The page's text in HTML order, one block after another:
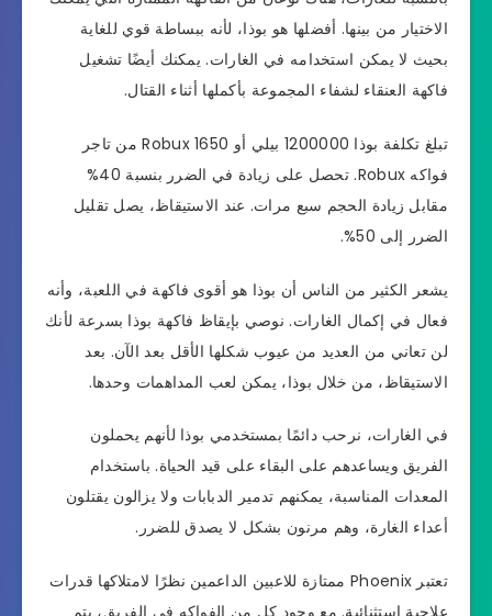
الاختيار من بينها. أفضلها هو بوذا، لأنه ببساطة قوي للغاية
بحيث لا يمكن استخدامه في الغارات. يمكنك أيضًا تشغيل
فاكهة العنقاء لشفاء المجموعة بأكملها أثناء القتال.
تبلغ تكلفة بوذا 1200000 بيلي أو 1650 Robux من تاجر
فواكه Robux. تحصل على زيادة في الضرر بنسبة 40%
مقابل زيادة الحجم سبع مرات. عند الاستيقاظ، يصل تقليل
الضرر إلى 50%.
يشعر الكثير من الناس أن بوذا هو أقوى فاكهة في اللعبة، وأنه
فعال في إكمال الغارات. نوصي بإيقاظ فاكهة بوذا بسرعة لأنك
لن تعاني من العديد من عيوب شكلها الأقل بعد الآن. بعد
الاستيقاظ، من خلال بوذا، يمكن لعب المداهمات وحدها.
في الغارات، نرحب دائمًا بمستخدمي بوذا لأنهم يحملون
الفريق ويساعدهم على البقاء على قيد الحياة. باستخدام
المعدات المناسبة، يمكنهم تدمير الدبابات ولا يزالون يقتلون
أعداء الغارة، وهم مرنون بشكل لا يصدق للضرر.
تعتبر Phoenix ممتازة للاعبين الداعمين نظرًا لامتلاكها قدرات